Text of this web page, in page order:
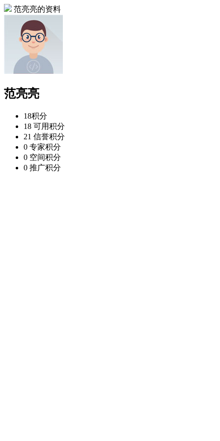
范亮亮的资料
范亮亮
18积分
18 可用积分
21 信誉积分
0 专家积分
0 空间积分
0 推广积分